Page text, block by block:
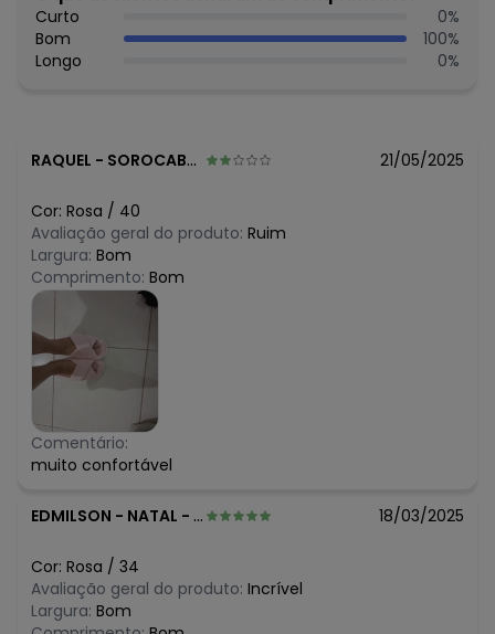
Curto
0%
Bom
100%
Longo
0%
RAQUEL - SOROCABA - SP 21/05/2025
Cor: Rosa / 40
Avaliação geral do produto: Ruim
Largura: Bom
Comprimento: Bom
Comentário:
muito confortável
EDMILSON - NATAL - RN 18/03/2025
Cor: Rosa / 34
Avaliação geral do produto: Incrível
Largura: Bom